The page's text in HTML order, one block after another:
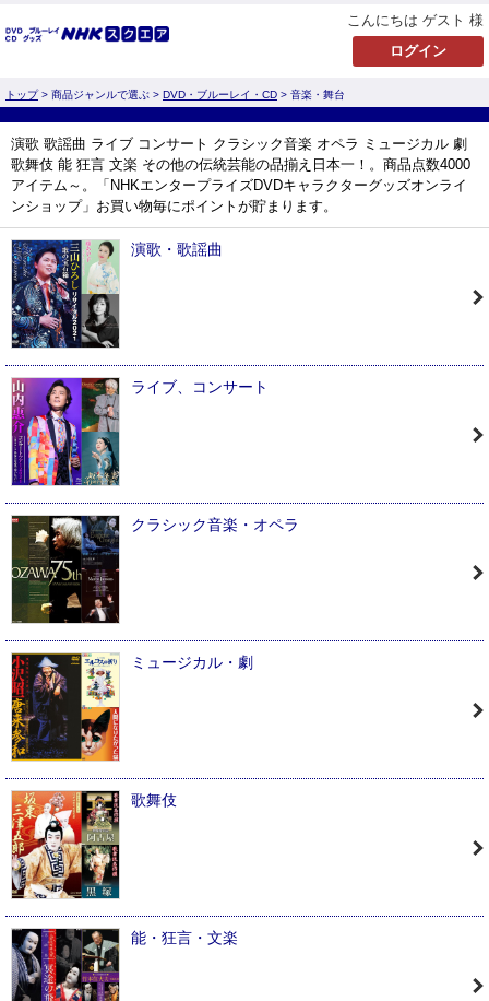
こんにちは ゲスト 様
トップ> 商品ジャンルで選ぶ > DVD・ブルーレイ・CD > 音楽・舞台
演歌 歌謡曲 ライブ コンサート クラシック音楽 オペラ ミュージカル 劇
歌舞伎 能 狂言 文楽 その他の伝統芸能の品揃え日本一！。商品点数4000
アイテム～。「NHKエンタープライズDVDキャラクターグッズオンライ
ンショップ」お買い物毎にポイントが貯まります。
演歌・歌謡曲
ライブ、コンサート
クラシック音楽・オペラ
ミュージカル・劇
歌舞伎
能・狂言・文楽